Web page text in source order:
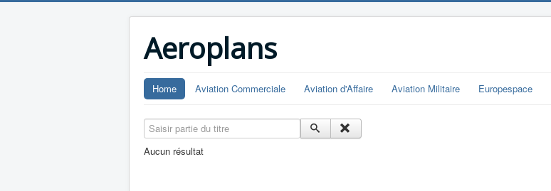
Aeroplans
Home Aviation Commerciale Aviation d'Affaire Aviation Militaire Europespace
Saisir partie du titre
Aucun résultat